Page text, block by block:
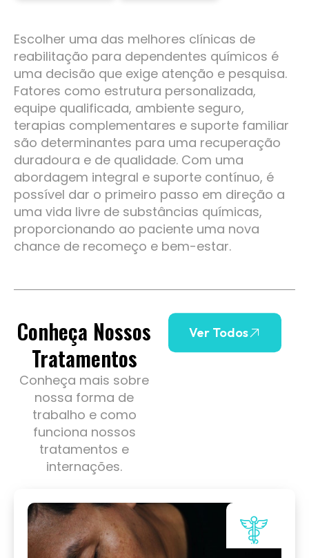
Escolher uma das melhores clínicas de
reabilitação para dependentes químicos é
uma decisão que exige atenção e pesquisa.
Fatores como estrutura personalizada,
equipe qualificada, ambiente seguro,
terapias complementares e suporte familiar
são determinantes para uma recuperação
duradoura e de qualidade. Com uma
abordagem integral e suporte contínuo, é
possível dar o primeiro passo em direção a
uma vida livre de substâncias químicas,
proporcionando ao paciente uma nova
chance de recomeço e bem-estar.
Conheça Nossos
Tratamentos
Conheça mais sobre
nossa forma de
trabalho e como
funciona nossos
tratamentos e
internações.
Ver Todos